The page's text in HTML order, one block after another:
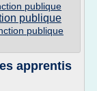
publique
publique
publique
apprentis